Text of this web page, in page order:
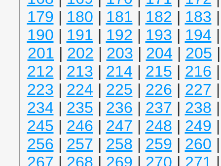
179 | 180 | 181 | 182 | 183
190 | 191 | 192 | 193 | 194
201 | 202 | 203 | 204 | 205
212 | 213 | 214 | 215 | 216
223 | 224 | 225 | 226 | 227
234 | 235 | 236 | 237 | 238
245 | 246 | 247 | 248 | 249
256 | 257 | 258 | 259 | 260
267 | 268 | 269 | 270 | 271